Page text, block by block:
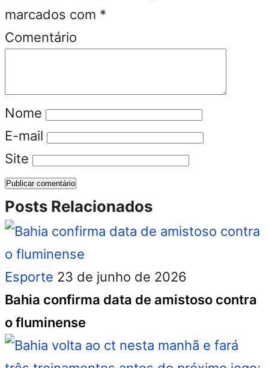
marcados com *
Comentário
Nome
E-mail
Site
Posts Relacionados
Esporte 23 de junho de 2026
Bahia confirma data de amistoso contra
o fluminense